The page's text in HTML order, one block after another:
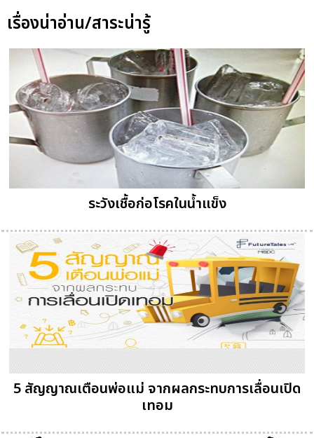
เรื่องน่าอ่าน/สาระน่ารู้
ระวังเชื้อก่อโรคในน้ำแข็ง
5 สัญญาณเตือนพ่อแม่ จากผลกระทบการเลื่อนเปิด
เทอม